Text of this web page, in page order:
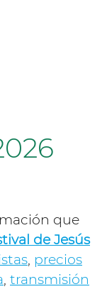
que
de Jesús
, precios
, transmisión